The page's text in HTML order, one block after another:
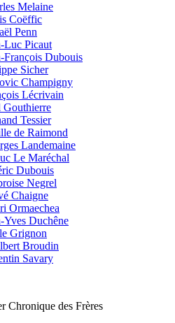
Melaine
Coëffic
Penn
Luc Picaut
François Dubouis
Sicher
Champigny
Lécrivain
Gouthierre
Tessier
de Raimond
Landemaine
Le Maréchal
Dubouis
Negrel
Chaigne
Ormaechea
Yves Duchêne
Grignon
Broudin
Savary
Chronique des Frères